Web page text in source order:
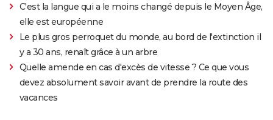
C'est la langue qui a le moins changé depuis le Moyen Âge,
elle est européenne
Le plus gros perroquet du monde, au bord de l'extinction il
y a 30 ans, renaît grâce à un arbre
Quelle amende en cas d'excès de vitesse ? Ce que vous
devez absolument savoir avant de prendre la route des
vacances